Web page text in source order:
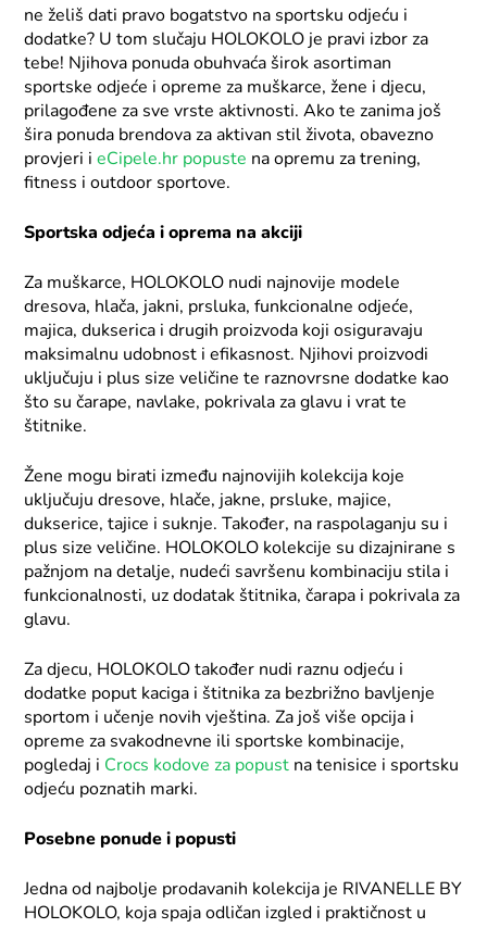
ne želiš dati pravo bogatstvo na sportsku odjeću i
dodatke? U tom slučaju HOLOKOLO je pravi izbor za
tebe! Njihova ponuda obuhvaća širok asortiman
sportske odjeće i opreme za muškarce, žene i djecu,
prilagođene za sve vrste aktivnosti. Ako te zanima još
šira ponuda brendova za aktivan stil života, obavezno
provjeri ieCipele.hr popuste na opremu za trening,
fitness i outdoor sportove.
Sportska odjeća i oprema na akciji
Za muškarce, HOLOKOLO nudi najnovije modele
dresova, hlača, jakni, prsluka, funkcionalne odjeće,
majica, dukserica i drugih proizvoda koji osiguravaju
maksimalnu udobnost i efikasnost. Njihovi proizvodi
uključuju i plus size veličine te raznovrsne dodatke kao
što su čarape, navlake, pokrivala za glavu i vrat te
štitnike.
Žene mogu birati između najnovijih kolekcija koje
uključuju dresove, hlače, jakne, prsluke, majice,
dukserice, tajice i suknje. Također, na raspolaganju su i
plus size veličine. HOLOKOLO kolekcije su dizajnirane s
pažnjom na detalje, nudeći savršenu kombinaciju stila i
funkcionalnosti, uz dodatak štitnika, čarapa i pokrivala za
glavu.
Za djecu, HOLOKOLO također nudi raznu odjeću i
dodatke poput kaciga i štitnika za bezbrižno bavljenje
sportom i učenje novih vještina. Za još više opcija i
opreme za svakodnevne ili sportske kombinacije,
pogledaj i Crocs kodove za popust na tenisice i sportsku
odjeću poznatih marki.
Posebne ponude i popusti
Jedna od najbolje prodavanih kolekcija je RIVANELLE BY
HOLOKOLO, koja spaja odličan izgled i praktičnost u